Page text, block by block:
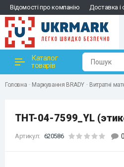
Відомості про компанію Доставка і
Каталог
товарів
Головна Маркування BRADY Витратні
THT-04-7599_YL
Артикул: 620586